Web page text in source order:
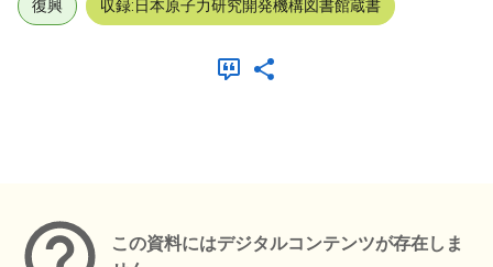
復興 収録:日本原子力研究開発機構図書館蔵書
この資料にはデジタルコンテンツが存在しま